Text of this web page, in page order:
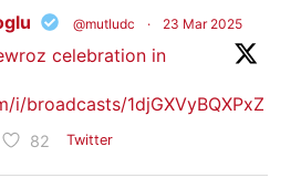
@mutludc · 23 Mar 2025
celebration in
i/broadcasts/1djGXVyBQXPxZ
82 Twitter